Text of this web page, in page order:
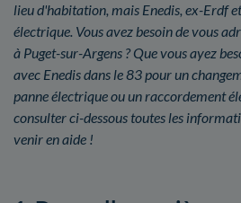
lieu d'habitation, mais Enedis, ex-Erdf
électrique. Vous avez besoin de vous
à Puget-sur-Argens ? Que vous ayez
avec Enedis dans le 83 pour un
panne électrique ou un raccordement
consulter ci-dessous toutes les
venir en aide !